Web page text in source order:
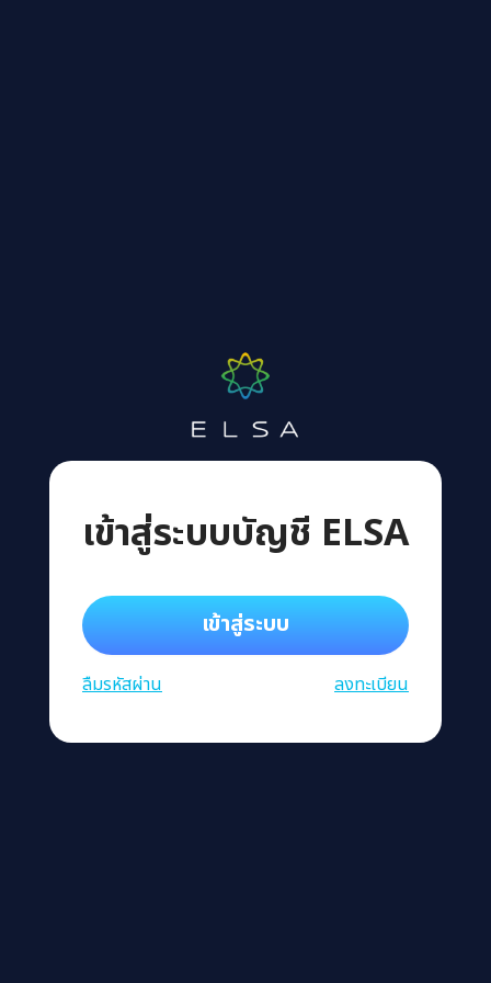
เข้าสู่ระบบบัญชี ELSA
เข้าสู่ระบบ
ลืมรหัสผ่าน ลงทะเบียน